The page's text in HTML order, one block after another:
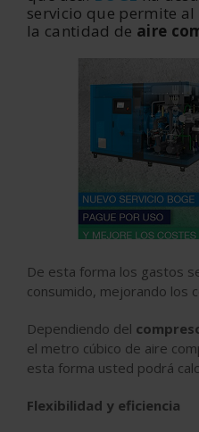
servicio que permite
la cantidad de aire
De esta forma los gastos
consumido, mejorando los
Dependiendo del
el metro cúbico de aire
esta forma usted podrá
Flexibilidad y eficiencia